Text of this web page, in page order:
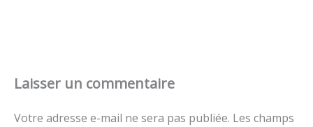
Laisser un commentaire
Votre adresse e-mail ne sera pas publiée. Les champs